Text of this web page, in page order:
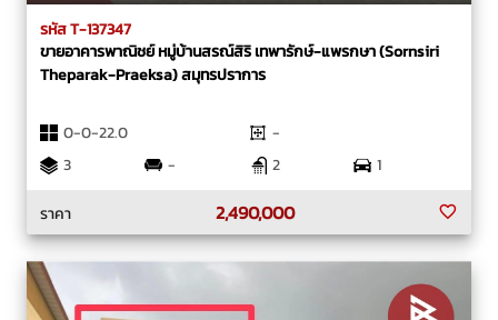
รหัส T-137347
ขายอาคารพาณิชย์ หมู่บ้านสรณ์สิริ เทพารักษ์-แพรกษา (Sornsiri
Theparak-Praeksa) สมุทรปราการ
0-0-22.0
-
3
- 2
1
ราคา
2,490,000